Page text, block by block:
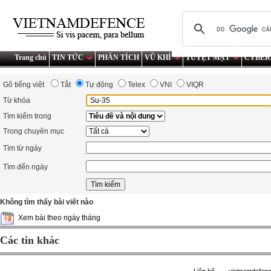
Trang chủ TIN TỨC PHÂN TÍCH VŨ KHÍ TUYỆT MẬT
Gõ tiếng việt Tắt Tự động Telex VNI
VIQR
Từ khóa
Tìm kiếm trong
Trong chuyên mục
Tìm từ ngày
Tìm đến ngày
Không tìm thấy bài viết nào
Xem bài theo ngày tháng
Các tin khác